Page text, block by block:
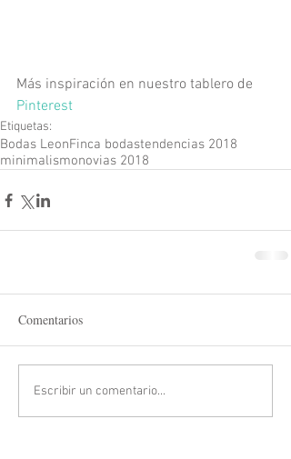
Más inspiración en nuestro tablero de
Pinterest
Etiquetas:
Bodas LeonFinca bodastendencias 2018
minimalismonovias 2018
Comentarios
Escribir un comentario...